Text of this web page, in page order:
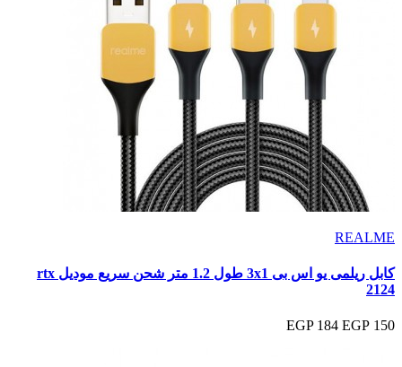
REALME
كابل ريلمى يو اس بى 3x1 طول 1.2 متر شحن سريع موديل rtx
2124
150 EGP
184 EGP